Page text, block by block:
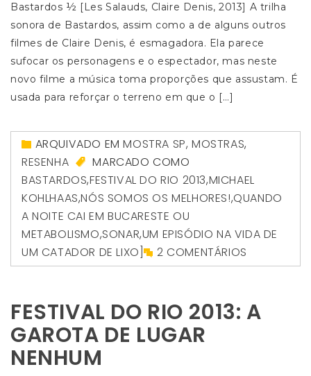
Bastardos ½ [Les Salauds, Claire Denis, 2013] A trilha
sonora de Bastardos, assim como a de alguns outros
filmes de Claire Denis, é esmagadora. Ela parece
sufocar os personagens e o espectador, mas neste
novo filme a música toma proporções que assustam. É
usada para reforçar o terreno em que o […]
ARQUIVADO EMMOSTRA SP,MOSTRAS,
RESENHA
MARCADO COMO
BASTARDOS,FESTIVAL DO RIO 2013,MICHAEL
KOHLHAAS,NÓS SOMOS OS MELHORES!,QUANDO
A NOITE CAI EM BUCARESTE OU
METABOLISMO,SONAR,UM EPISÓDIO NA VIDA DE
UM CATADOR DE LIXO]
2 COMENTÁRIOS
FESTIVAL DO RIO 2013: A
GAROTA DE LUGAR
NENHUM